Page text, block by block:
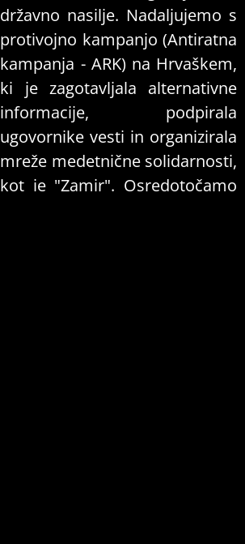
državno nasilje. Nadaljujemo s
protivojno kampanjo (Antiratna
kampanja - ARK) na Hrvaškem,
ki je zagotavljala alternativne
informacije, podpirala
ugovornike vesti in organizirala
mreže medetnične solidarnosti,
kot je "Zamir". Osredotočamo